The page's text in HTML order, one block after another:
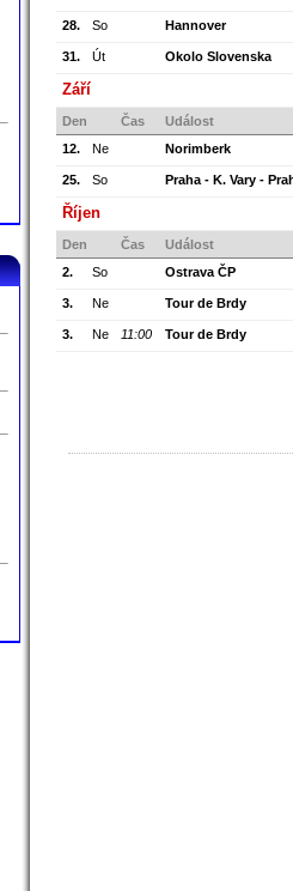
28. So Hannover
31. Út Okolo Slovenska
Září
Den Čas
Událost
12.
Ne Norimberk
25. So Praha - K. Vary -
Říjen
Den Čas
Událost
2.
So Ostrava ČP
3. Ne Tour de Brdy
3. Ne 11:00 Tour de Brdy